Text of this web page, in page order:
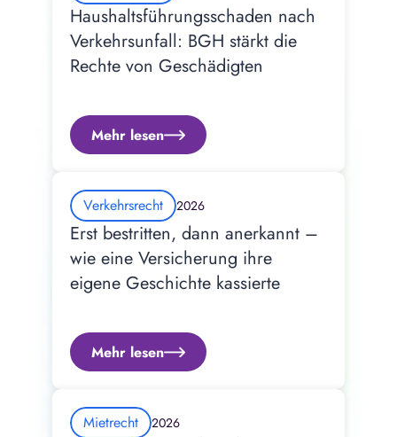
Haushaltsführungsschaden nach
Verkehrsunfall: BGH stärkt die
Rechte von Geschädigten
Mehr lesen
Verkehrsrecht 2026
Erst bestritten, dann anerkannt –
wie eine Versicherung ihre
eigene Geschichte kassierte
Mehr lesen
Mietrecht 2026